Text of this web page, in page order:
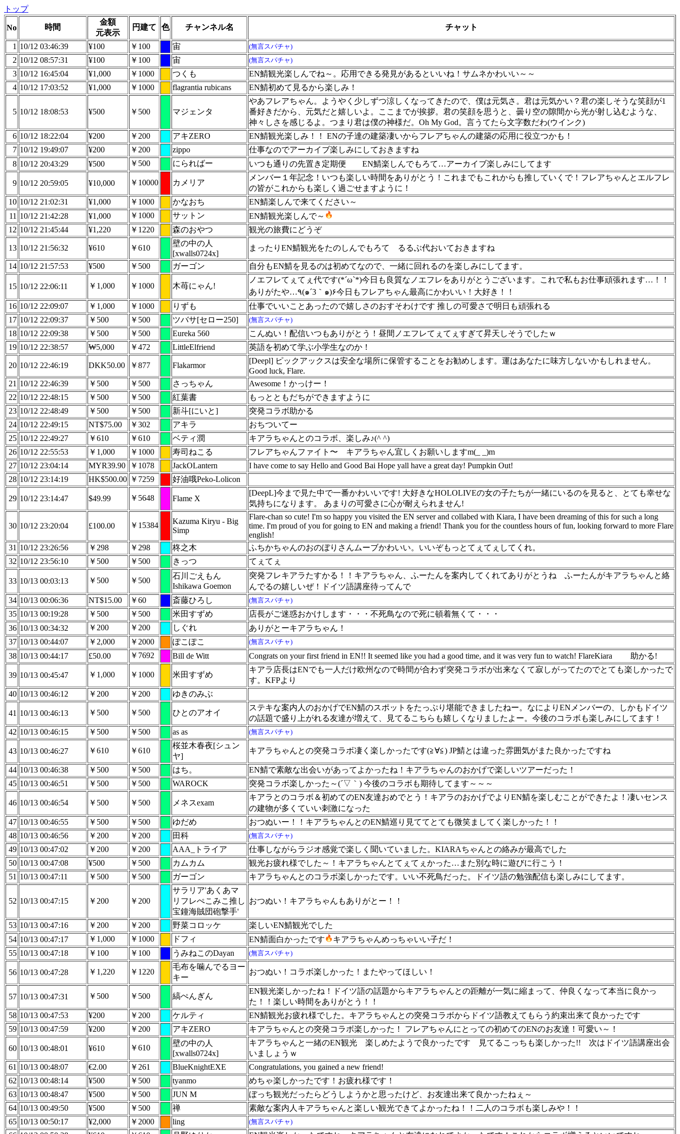
トップ
No 時間
金額
元表示
円建て 色 チャンネル名 チャット
1 10/12 03:46:39 ¥100 ￥100 宙 (無言スパチャ)
2 10/12 08:57:31 ¥100 ￥100 宙 (無言スパチャ)
3 10/12 16:45:04 ¥1,000 ￥1000 つくも
EN鯖観光楽しんでね～。応用できる発見があるといいね！サムネかわいい～～
4 10/12 17:03:52 ¥1,000 ￥1000 flagrantia rubicans EN鯖初めて見るから楽しみ！
5 10/12 18:08:53 ¥500 ￥500 マジェンタ
やあフレアちゃん。ようやく少しずつ涼しくなってきたので、僕は元気さ。君は元気かい？君の楽しそうな笑顔が1
番好きだから、元気だと嬉しいよ。ここまでが挨拶。君の笑顔を思うと、曇り空の隙間から光が射し込むような、
神々しさを感じるよ。つまり君は僕の神様だ。Oh My God。言うてたら文字数だわ(ウインク)
6 10/12 18:22:04 ¥200 ￥200 アキZERO
EN鯖観光楽しみ！！ ENの子達の建築凄いからフレアちゃんの建築の応用に役立つかも！
7 10/12 19:49:07 ¥200 ￥200 zippo
仕事なのでアーカイブ楽しみにしておきますね
8 10/12 20:43:29 ¥500 ￥500 にらればー いつも通りの先置き定期便 EN鯖楽しんでもろて…アーカイブ楽しみにしてます
9 10/12 20:59:05 ¥10,000 ￥10000 カメリア
メンバー１年記念！いつも楽しい時間をありがとう！これまでもこれからも推していくで！フレアちゃんとエルフレ
の皆がこれからも楽しく過ごせますように！
10 10/12 21:02:31 ¥1,000 ￥1000 かなおち
EN鯖楽しんで来てください～
11 10/12 21:42:28 ¥1,000 ￥1000 サットン
EN鯖観光楽しんで～
12 10/12 21:45:44 ¥1,220 ￥1220 森のおやつ 観光の旅費にどうぞ
13 10/12 21:56:32 ¥610 ￥610
壁の中の人
[xwalls0724x]
まったりEN鯖観光をたのしんでもろて るるぶ代おいておきますね
14 10/12 21:57:53 ¥500 ￥500 ガーゴン 自分もEN鯖を見るのは初めてなので、一緒に回れるのを楽しみにしてます。
15 10/12 22:06:11 ￥1,000 ￥1000 木苺にゃん!
ノエフレてぇてぇ代です(*´ω`*)今日も良質なノエフレをありがとうございます。これで私もお仕事頑張れます…！！
ありがたや…٩(๑´3｀๑)۶今日もフレアちゃん最高にかわいい！大好き！！
16 10/12 22:09:07 ￥1,000 ￥1000 りずも
仕事でいいことあったので嬉しさのおすそわけです 推しの可愛さで明日も頑張れる
17 10/12 22:09:37 ￥500 ￥500 ツバサ[セロー250] (無言スパチャ)
18 10/12 22:09:38 ￥500 ￥500 Eureka 560
こんぬい！配信いつもありがとう！昼間ノエフレてぇてぇすぎて昇天しそうでしたｗ
19 10/12 22:38:57 ₩5,000 ￥472 LittleElfriend 英語を初めて学ぶ小学生なのか！
20 10/12 22:46:19 DKK50.00 ￥877 Flakarmor
[Deepl] ピックアックスは安全な場所に保管することをお勧めします。運はあなたに味方しないかもしれません。
Good luck, Flare.
21 10/12 22:46:39 ￥500 ￥500 さっちゃん
Awesome！かっけー！
22 10/12 22:48:15 ￥500 ￥500 紅葉書
もっとともだちができますように
23 10/12 22:48:49 ￥500 ￥500 新斗[にいと]
突発コラボ助かる
24 10/12 22:49:15 NT$75.00 ￥302 アキラ
おちついてー
25 10/12 22:49:27 ￥610 ￥610 ベティ潤
キアラちゃんとのコラボ、楽しみ♪(^ ^)
26 10/12 22:55:53 ￥1,000 ￥1000 寿司ねこる
フレアちゃんファイト〜 キアラちゃん宜しくお願いしますm(_ _)m
27 10/12 23:04:14 MYR39.90 ￥1078 JackOLantern
I have come to say Hello and Good Bai Hope yall have a great day! Pumpkin Out!
28 10/12 23:14:19 HK$500.00 ￥7259 好油哦Peko-Lolicon
29 10/12 23:14:47 $49.99 ￥5648 Flame X
[DeepL]今まで見た中で一番かわいいです! 大好きなHOLOLIVEの女の子たちが一緒にいるのを見ると、とても幸せな
気持ちになります。 あまりの可愛さに心が耐えられません!
30 10/12 23:20:04 £100.00 ￥15384
Kazuma Kiryu - Big
Simp
Flare-chan so cute! I'm so happy you visited the EN server and collabed with Kiara, I have been dreaming of this for such a long
time. I'm proud of you for going to EN and making a friend! Thank you for the countless hours of fun, looking forward to more Flare
english!
31 10/12 23:26:56 ￥298 ￥298 柊之木
ふちかちゃんのおのぼりさんムーブかわいい。いいぞもっとてぇてぇしてくれ。
32 10/12 23:56:10 ￥500 ￥500 きっつ てぇてぇ
33 10/13 00:03:13 ￥500 ￥500
石川ごえもん
Ishikawa Goemon
突発フレキアラたすかる！！キアラちゃん、ふーたんを案内してくれてありがとうね
ふーたんがキアラちゃんと絡
んでるの嬉しいぜ！ドイツ語講座待ってんで
34 10/13 00:06:36 NT$15.00 ￥60 斎藤ひろし (無言スパチャ)
35 10/13 00:19:28 ￥500 ￥500 米田すずめ
店長がご迷惑おかけします・・・不死鳥なので死に頓着無くて・・・
36 10/13 00:34:32 ￥200 ￥200 しぐれ
ありがとーキアラちゃん！
37 10/13 00:44:07 ￥2,000 ￥2000 ぽこぽこ (無言スパチャ)
38 10/13 00:44:17 £50.00 ￥7692 Bill de Witt Congrats on your first friend in EN!! It seemed like you had a good time, and it was very fun to watch! FlareKiara 助かる!
39 10/13 00:45:47 ￥1,000 ￥1000 米田すずめ
キアラ店長はENでも一人だけ欧州なので時間が合わず突発コラボが出来なくて寂しがってたのでとても楽しかったで
す。KFPより
40 10/13 00:46:12 ￥200 ￥200 ゆきのみぶ
41 10/13 00:46:13 ￥500 ￥500 ひとのアオイ
ステキな案内人のおかげでEN鯖のスポットをたっぷり堪能できましたねー。なによりENメンバーの、しかもドイツ
の話題で盛り上がれる友達が増えて、見てるこちらも嬉しくなりましたよー。今後のコラボも楽しみにしてます！
42 10/13 00:46:15 ￥500 ￥500 as as (無言スパチャ)
43 10/13 00:46:27 ￥610 ￥610
桜並木春夜[シュン
ヤ]
キアラちゃんとの突発コラボ凄く楽しかったです(≧∀≦) JP鯖とは違った雰囲気がまた良かったですね
44 10/13 00:46:38 ￥500 ￥500 はち。
EN鯖で素敵な出会いがあってよかったね！キアラちゃんのおかげで楽しいツアーだった！
45 10/13 00:46:51 ￥500 ￥500 WAROCK 突発コラボ楽しかった～(´▽｀) 今後のコラボも期待してます～～～
46 10/13 00:46:54 ￥500 ￥500 メネスexam
キアラとのコラボ＆初めてのEN友達おめでとう！キアラのおかげでよりEN鯖を楽しむことができたよ！凄いセンス
の建物が多くていい刺激になった
47 10/13 00:46:55 ￥500 ￥500 ゆだめ
おつぬいー！！キアラちゃんとのEN鯖巡り見ててとても微笑ましてく楽しかった！！
48 10/13 00:46:56 ￥200 ￥200 田科 (無言スパチャ)
49 10/13 00:47:02 ￥200 ￥200 AAA_トライア
仕事しながらラジオ感覚で楽しく聞いていました。KIARAちゃんとの絡みが最高でした
50 10/13 00:47:08 ¥500 ￥500 カムカム
観光お疲れ様でした～！キアラちゃんとてぇてぇかった…また別な時に遊びに行こう！
51 10/13 00:47:11 ￥500 ￥500 ガーゴン キアラちゃんとのコラボ楽しかったです。いい不死鳥だった。ドイツ語の勉強配信も楽しみにしてます。
52 10/13 00:47:15 ￥200 ￥200
サラリア'あくあマ
リフレぺこみこ推し
宝鐘海賊団砲撃手'
おつぬい！キアラちゃんもありがとー！！
53 10/13 00:47:16 ￥200 ￥200 野菜コロッケ
楽しいEN鯖観光でした
54 10/13 00:47:17 ￥1,000 ￥1000 ドフィ EN鯖面白かったです
キアラちゃんめっちゃいい子だ！
55 10/13 00:47:18 ￥100 ￥100 うみねこのDayan (無言スパチャ)
56 10/13 00:47:28 ￥1,220 ￥1220
毛布を噛んでるヨー
キー
おつぬい！コラボ楽しかった！またやってほしい！
57 10/13 00:47:31 ￥500 ￥500 縞ぺんぎん
EN観光楽しかったね！ドイツ語の話題からキアラちゃんとの距離が一気に縮まって、仲良くなって本当に良かっ
た！！楽しい時間をありがとう！！
58 10/13 00:47:53 ¥200 ￥200 ケルティ
EN鯖観光お疲れ様でした。キアラちゃんとの突発コラボからドイツ語教えてもらう約束出来て良かったです
59 10/13 00:47:59 ¥200 ￥200 アキZERO キアラちゃんとの突発コラボ楽しかった！ フレアちゃんにとっての初めてのENのお友達！可愛い～！
60 10/13 00:48:01 ¥610 ￥610
壁の中の人
[xwalls0724x]
キアラちゃんと一緒のEN観光 楽しめたようで良かったです 見てるこっちも楽しかった!! 次はドイツ語講座出会
いましょうｗ
61 10/13 00:48:07 €2.00 ￥261 BlueKnightEXE
Congratulations, you gained a new friend!
62 10/13 00:48:14 ¥500 ￥500 tyanmo
めちゃ楽しかったです！お疲れ様です！
63 10/13 00:48:47 ¥500 ￥500 JUN M
ぼっち観光だったらどうしようかと思ったけど、お友達出来て良かったねぇ～
64 10/13 00:49:50 ¥500 ￥500 禅
素敵な案内人キアラちゃんと楽しい観光できてよかったね！！二人のコラボも楽しみや！！
65 10/13 00:50:17 ¥2,000 ￥2000 ling (無言スパチャ)